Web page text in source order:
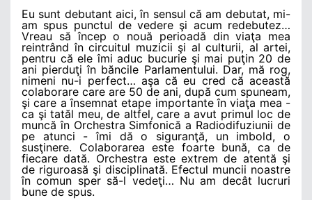
Eu sunt debutant aici, în sensul că am debutat, mi-
am spus punctul de vedere şi acum redebutez…
Vreau să încep o nouă perioadă din viaţa mea
reintrând în circuitul muzicii şi al culturii, al artei,
pentru că ele îmi aduc bucurie şi mai puţin 20 de
ani pierduţi în băncile Parlamentului. Dar, mă rog,
nimeni nu-i perfect… aşa că eu cred că această
colaborare care are 50 de ani, după cum spuneam,
şi care a însemnat etape importante în viaţa mea -
ca şi tatăl meu, de altfel, care a avut primul loc de
muncă în Orchestra Simfonică a Radiodifuziunii de
pe atunci - îmi dă o siguranţă, un imbold, o
susţinere. Colaborarea este foarte bună, ca de
fiecare dată. Orchestra este extrem de atentă şi
de riguroasă şi disciplinată. Efectul muncii noastre
în comun sper să-l vedeţi… Nu am decât lucruri
bune de spus.